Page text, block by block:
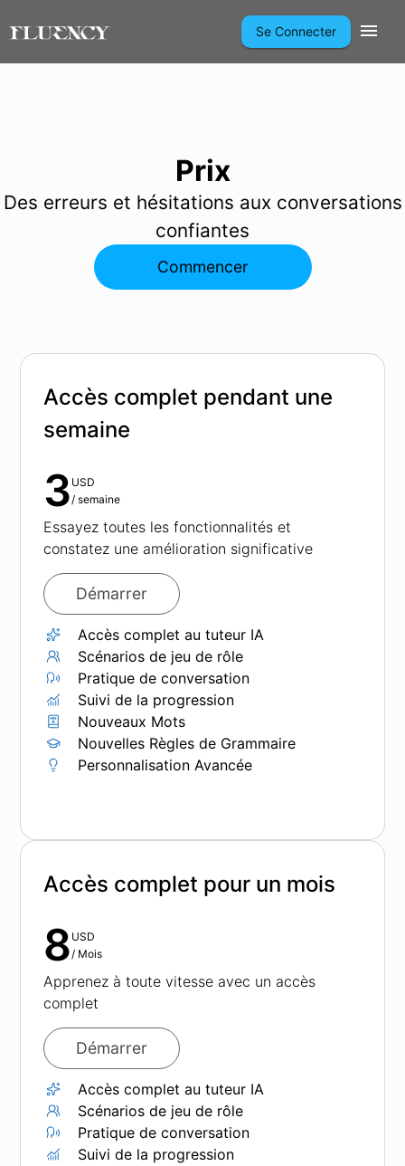
Se Connecter
Prix
Des erreurs et hésitations aux conversations
confiantes
Commencer
Accès complet pendant une
semaine
3USD
/semaine
Essayez toutes les fonctionnalités et
constatez une amélioration significative
Démarrer
Accès complet au tuteur IA
Scénarios de jeu de rôle
Pratique de conversation
Suivi de la progression
Nouveaux Mots
Nouvelles Règles de Grammaire
Personnalisation Avancée
Accès complet pour un mois
8USD
/ Mois
Apprenez à toute vitesse avec un accès
complet
Démarrer
Accès complet au tuteur IA
Scénarios de jeu de rôle
Pratique de conversation
Suivi de la progression